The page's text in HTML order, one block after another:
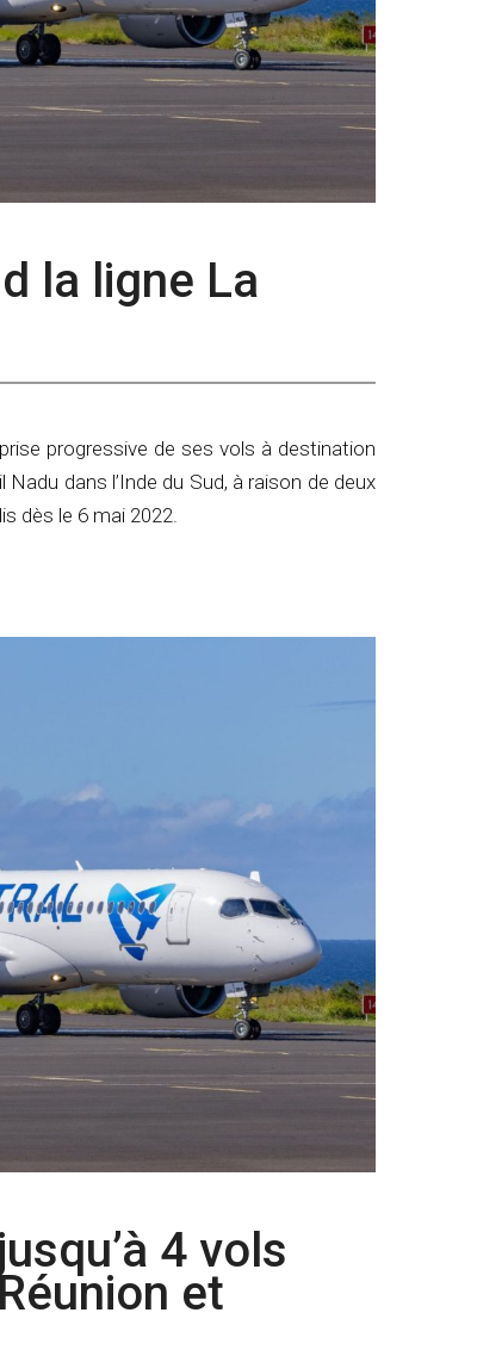
la ligne La
progressive de ses vols à destination
dans l’Inde du Sud, à raison de deux
dès le 6 mai 2022.
4 vols
et